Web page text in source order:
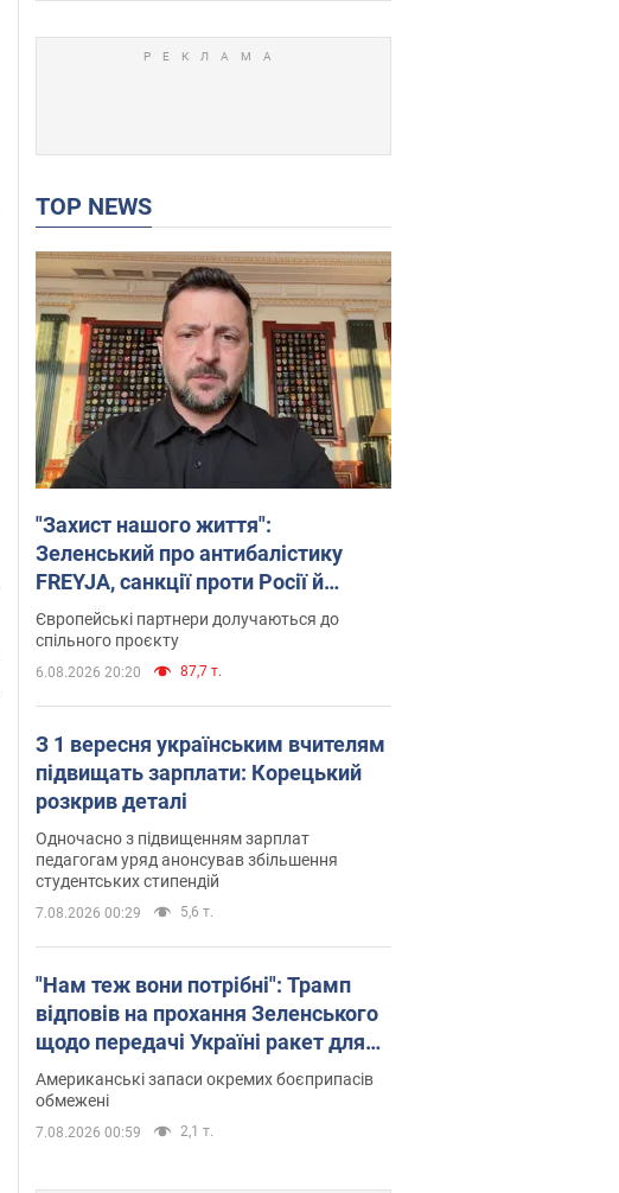
TOP NEWS
"Захист нашого життя":
Зеленський про антибалістику
FREYJA, санкції проти Росії й
підтримку аграріїв. Відео
Європейські партнери долучаються до
спільного проєкту
6.08.2026 20:20 87,7 т.
З 1 вересня українським вчителям
підвищать зарплати: Корецький
розкрив деталі
Одночасно з підвищенням зарплат
педагогам уряд анонсував збільшення
студентських стипендій
7.08.2026 00:29 5,6 т.
"Нам теж вони потрібні": Трамп
відповів на прохання Зеленського
щодо передачі Україні ракет для
Patriot
Американські запаси окремих боєприпасів
обмежені
7.08.2026 00:59 2,1 т.